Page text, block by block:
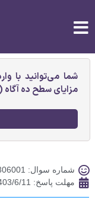
شما می‌توانید با
مزایای سطح ده
شماره سوال: 140306001
مهلت پاسخ: 1403/6/11 - تا ساعت 17:00